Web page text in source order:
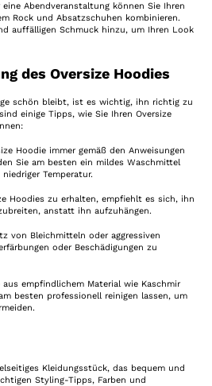
Abendveranstaltung können Sie Ihren
Rock und Absatzschuhen kombinieren.
auffälligen Schmuck hinzu, um Ihren Look
des Oversize Hoodies
schön bleibt, ist es wichtig, ihn richtig zu
einige Tipps, wie Sie Ihren Oversize
Hoodie immer gemäß den Anweisungen
Sie am besten ein mildes Waschmittel
Temperatur.
Hoodies zu erhalten, empfiehlt es sich, ihn
anstatt ihn aufzuhängen.
von Bleichmitteln oder aggressiven
oder Beschädigungen zu
aus empfindlichem Material wie Kaschmir
besten professionell reinigen lassen, um
Kleidungsstück, das bequem und
Styling-Tipps, Farben und